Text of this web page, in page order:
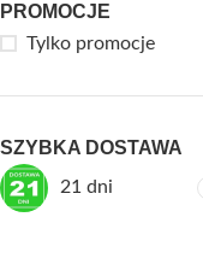
PROMOCJE
Tylko promocje
SZYBKA DOSTAWA
21 dni